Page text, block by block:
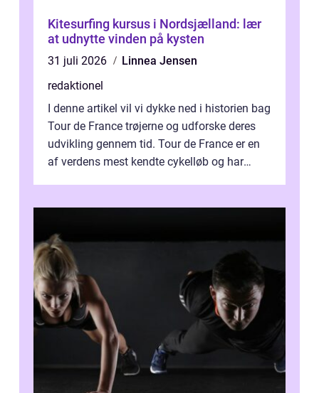
Kitesurfing kursus i Nordsjælland: lær
at udnytte vinden på kysten
31 juli 2026
Linnea Jensen
redaktionel
I denne artikel vil vi dykke ned i historien bag
Tour de France trøjerne og udforske deres
udvikling gennem tid. Tour de France er en
af verdens mest kendte cykelløb og har